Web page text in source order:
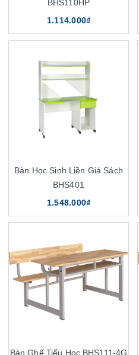
BHS110HP
1.114.000₫
Bàn Học Sinh Liền Giá Sách
BHS401
1.548.000₫
Bàn Ghế Tiểu Học BHS111-4G